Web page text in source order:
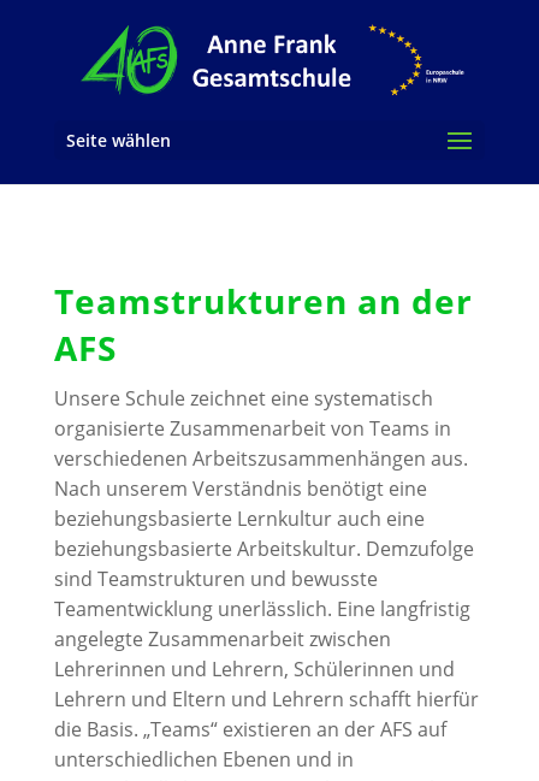
Seite wählen
Teamstrukturen an der
AFS
Unsere Schule zeichnet eine systematisch
organisierte Zusammenarbeit von Teams in
verschiedenen Arbeitszusammenhängen aus.
Nach unserem Verständnis benötigt eine
beziehungsbasierte Lernkultur auch eine
beziehungsbasierte Arbeitskultur. Demzufolge
sind Teamstrukturen und bewusste
Teamentwicklung unerlässlich. Eine langfristig
angelegte Zusammenarbeit zwischen
Lehrerinnen und Lehrern, Schülerinnen und
Lehrern und Eltern und Lehrern schafft hierfür
die Basis. „Teams“ existieren an der AFS auf
unterschiedlichen Ebenen und in